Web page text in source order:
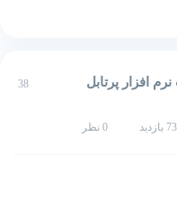
38
0 نظر